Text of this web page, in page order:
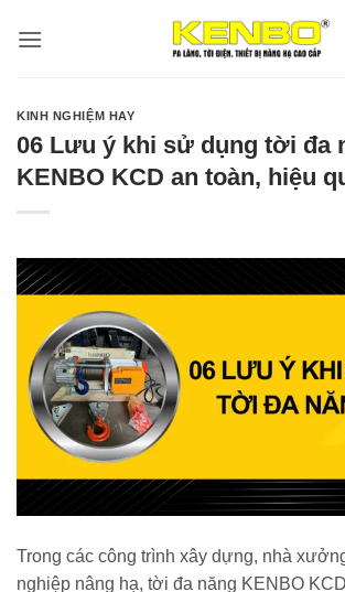
qua
KINH NGHIỆM HAY
06 Lưu ý khi sử dụng tời đa
KENBO KCD an toàn, hiệu
Trong các công trình xây dựng, nhà
nghiệp nâng hạ, tời đa năng KENBO